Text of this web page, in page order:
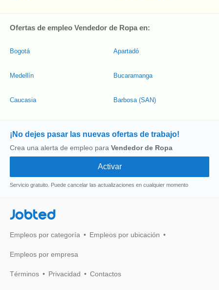
Ofertas de empleo Vendedor de Ropa en:
Bogotá
Medellín
Caucasia
Apartadó
Bucaramanga
Barbosa (SAN)
¡No dejes pasar las nuevas ofertas de trabajo!
Crea una alerta de empleo para Vendedor de Ropa
Servicio gratuito. Puede cancelar las actualizaciones en cualquier momento
Jobted
Empleos por categoría Empleos por ubicación
Empleos por empresa
Términos Privacidad Contactos